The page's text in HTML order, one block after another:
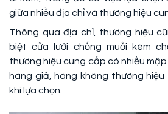
giữa nhiều địa chỉ và thương hiệu
Thông qua địa chỉ, thương hiệu
biệt cửa lưới chống muỗi kém
thương hiệu cung cấp có nhiều
hàng giả, hàng không thương
khi lựa chọn.